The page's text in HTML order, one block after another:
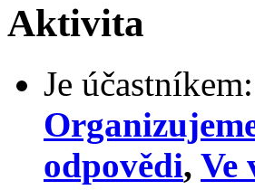
Aktivita
Je účastníkem:
odpovědi, Ve